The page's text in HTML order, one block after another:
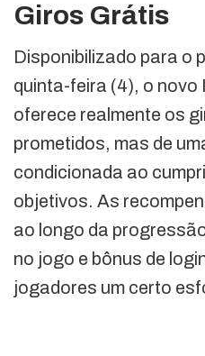
Giros Grátis
Disponibilizado para o
quinta-feira (4), o novo
oferece realmente os
prometidos, mas de
condicionada ao
objetivos. As
ao longo da
no jogo e bônus de
jogadores um certo